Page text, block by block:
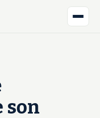
son